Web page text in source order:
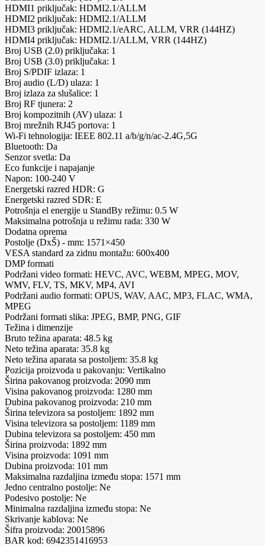
HDMI1 priključak: HDMI2.1/ALLM
HDMI2 priključak: HDMI2.1/ALLM
HDMI3 priključak: HDMI2.1/eARC, ALLM, VRR (144HZ)
HDMI4 priključak: HDMI2.1/ALLM, VRR (144HZ)
Broj USB (2.0) priključaka: 1
Broj USB (3.0) priključaka: 1
Broj S/PDIF izlaza: 1
Broj audio (L/D) ulaza: 1
Broj izlaza za slušalice: 1
Broj RF tjunera: 2
Broj kompozitnih (AV) ulaza: 1
Broj mrežnih RJ45 portova: 1
Wi-Fi tehnologija: IEEE 802.11 a/b/g/n/ac-2.4G,5G
Bluetooth: Da
Senzor svetla: Da
Eco funkcije i napajanje
Napon: 100-240 V
Energetski razred HDR: G
Energetski razred SDR: E
Potrošnja el energije u StandBy režimu: 0.5 W
Maksimalna potrošnja u režimu rada: 330 W
Dodatna oprema
Postolje (DxŠ) - mm: 1571×450
VESA standard za zidnu montažu: 600x400
DMP formati
Podržani video formati: HEVC, AVC, WEBM, MPEG, MOV,
WMV, FLV, TS, MKV, MP4, AVI
Podržani audio formati: OPUS, WAV, AAC, MP3, FLAC, WMA,
MPEG
Podržani formati slika: JPEG, BMP, PNG, GIF
Težina i dimenzije
Bruto težina aparata: 48.5 kg
Neto težina aparata: 35.8 kg
Neto težina aparata sa postoljem: 35.8 kg
Pozicija proizvoda u pakovanju: Vertikalno
Širina pakovanog proizvoda: 2090 mm
Visina pakovanog proizvoda: 1280 mm
Dubina pakovanog proizvoda: 210 mm
Širina televizora sa postoljem: 1892 mm
Visina televizora sa postoljem: 1189 mm
Dubina televizora sa postoljem: 450 mm
Širina proizvoda: 1892 mm
Visina proizvoda: 1091 mm
Dubina proizvoda: 101 mm
Maksimalna razdaljina između stopa: 1571 mm
Jedno centralno postolje: Ne
Podesivo postolje: Ne
Minimalna razdaljina između stopa: Ne
Skrivanje kablova: Ne
Šifra proizvoda: 20015896
BAR kod: 6942351416953